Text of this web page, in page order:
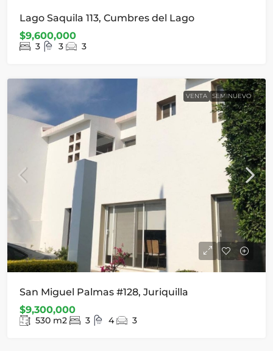
Lago Saquila 113, Cumbres del Lago
$9,600,000
3 3 3
VENTA SEMINUEVO
San Miguel Palmas #128, Juriquilla
$9,300,000
530 m2 3 4 3